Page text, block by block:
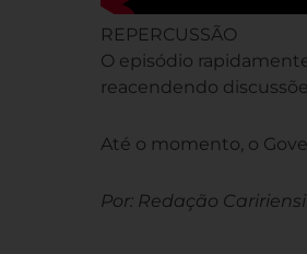
REPERCUSSÃO
O episódio
reacendendo
Até o momento, o
Por: Redação Caririensi